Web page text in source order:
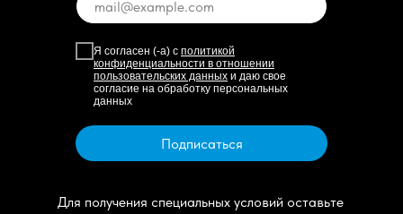
Я согласен (-а) с политикой
конфиденциальности в отношении
пользовательских данных и даю свое
согласие на обработку персональных
данных
Подписаться
Для получения специальных условий оставьте